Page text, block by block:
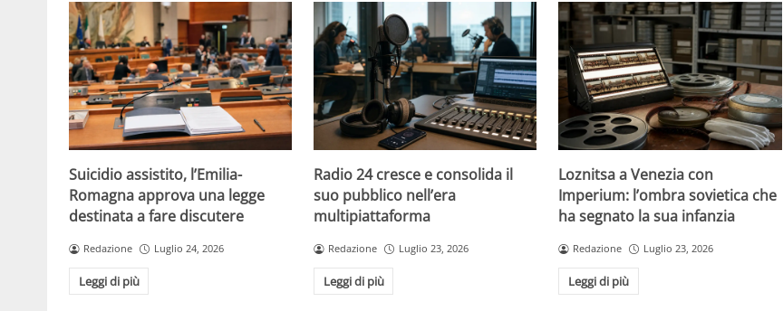
Suicidio assistito, l’Emilia-
Romagna approva una legge
destinata a fare discutere
Redazione Luglio 24, 2026
Leggi di più
Radio 24 cresce e consolida il
suo pubblico nell’era
multipiattaforma
Redazione Luglio 23, 2026
Leggi di più
Loznitsa a Venezia con
Imperium: l’ombra sovietica che
ha segnato la sua infanzia
Redazione Luglio 23, 2026
Leggi di più